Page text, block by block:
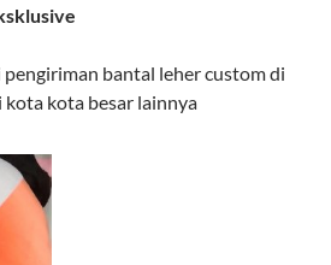
bantal leher custom di
kota kota besar lainnya